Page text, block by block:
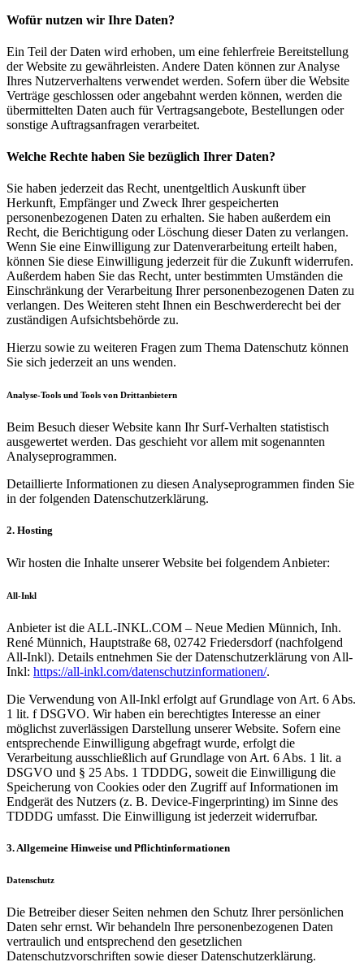
Wofür nutzen wir Ihre Daten?
Ein Teil der Daten wird erhoben, um eine fehlerfreie Bereitstellung
der Website zu gewährleisten. Andere Daten können zur Analyse
Ihres Nutzerverhaltens verwendet werden. Sofern über die Website
Verträge geschlossen oder angebahnt werden können, werden die
übermittelten Daten auch für Vertragsangebote, Bestellungen oder
sonstige Auftragsanfragen verarbeitet.
Welche Rechte haben Sie bezüglich Ihrer Daten?
Sie haben jederzeit das Recht, unentgeltlich Auskunft über
Herkunft, Empfänger und Zweck Ihrer gespeicherten
personenbezogenen Daten zu erhalten. Sie haben außerdem ein
Recht, die Berichtigung oder Löschung dieser Daten zu verlangen.
Wenn Sie eine Einwilligung zur Datenverarbeitung erteilt haben,
können Sie diese Einwilligung jederzeit für die Zukunft widerrufen.
Außerdem haben Sie das Recht, unter bestimmten Umständen die
Einschränkung der Verarbeitung Ihrer personenbezogenen Daten zu
verlangen. Des Weiteren steht Ihnen ein Beschwerderecht bei der
zuständigen Aufsichtsbehörde zu.
Hierzu sowie zu weiteren Fragen zum Thema Datenschutz können
Sie sich jederzeit an uns wenden.
Analyse-Tools und Tools von Dritt­anbietern
Beim Besuch dieser Website kann Ihr Surf-Verhalten statistisch
ausgewertet werden. Das geschieht vor allem mit sogenannten
Analyseprogrammen.
Detaillierte Informationen zu diesen Analyseprogrammen finden Sie
in der folgenden Datenschutzerklärung.
2. Hosting
Wir hosten die Inhalte unserer Website bei folgendem Anbieter:
All-Inkl
Anbieter ist die ALL-INKL.COM – Neue Medien Münnich, Inh.
René Münnich, Hauptstraße 68, 02742 Friedersdorf (nachfolgend
All-Inkl). Details entnehmen Sie der Datenschutzerklärung von All-
Inkl: https://all-inkl.com/datenschutzinformationen/.
Die Verwendung von All-Inkl erfolgt auf Grundlage von Art. 6 Abs.
1 lit. f DSGVO. Wir haben ein berechtigtes Interesse an einer
möglichst zuverlässigen Darstellung unserer Website. Sofern eine
entsprechende Einwilligung abgefragt wurde, erfolgt die
Verarbeitung ausschließlich auf Grundlage von Art. 6 Abs. 1 lit. a
DSGVO und § 25 Abs. 1 TDDDG, soweit die Einwilligung die
Speicherung von Cookies oder den Zugriff auf Informationen im
Endgerät des Nutzers (z. B. Device-Fingerprinting) im Sinne des
TDDDG umfasst. Die Einwilligung ist jederzeit widerrufbar.
3. Allgemeine Hinweise und Pflicht­informationen
Datenschutz
Die Betreiber dieser Seiten nehmen den Schutz Ihrer persönlichen
Daten sehr ernst. Wir behandeln Ihre personenbezogenen Daten
vertraulich und entsprechend den gesetzlichen
Datenschutzvorschriften sowie dieser Datenschutzerklärung.